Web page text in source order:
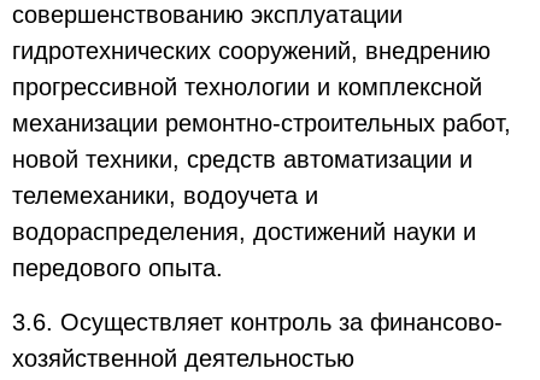
совершенствованию эксплуатации
гидротехнических сооружений, внедрению
прогрессивной технологии и комплексной
механизации ремонтно-строительных работ,
новой техники, средств автоматизации и
телемеханики, водоучета и
водораспределения, достижений науки и
передового опыта.
3.6. Осуществляет контроль за финансово-
хозяйственной деятельностью